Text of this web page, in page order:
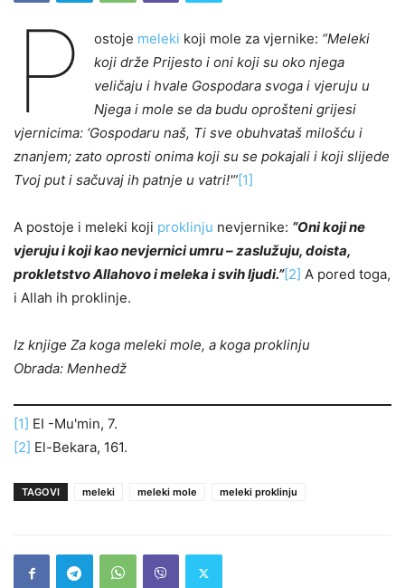
P ostoje meleki koji mole za vjernike: “Meleki
koji drže Prijesto i oni koji su oko njega
veličaju i hvale Gospodara svoga i vjeruju u
Njega i mole se da budu oprošteni grijesi
vjernicima: ‘Gospodaru naš, Ti sve obuhvataš milošću i
znanjem; zato oprosti onima koji su se pokajali i koji slijede
Tvoj put i sačuvaj ih patnje u vatri!'”[1]
A postoje i meleki koji proklinju nevjernike: “Oni koji ne
vjeruju i koji kao nevjernici umru – zaslužuju, doista,
prokletstvo Allahovo i meleka i svih ljudi.”[2] A pored toga,
i Allah ih proklinje.
Iz knjige Za koga meleki mole, a koga proklinju
Obrada: Menhedž
[1] EI -Mu'min, 7.
[2] El-Bekara, 161.
TAGOVI meleki meleki mole meleki proklinju